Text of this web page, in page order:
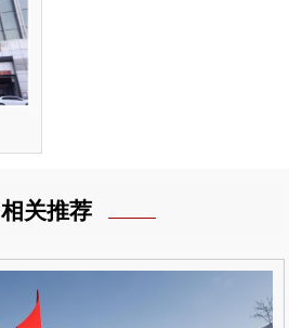
相关推荐